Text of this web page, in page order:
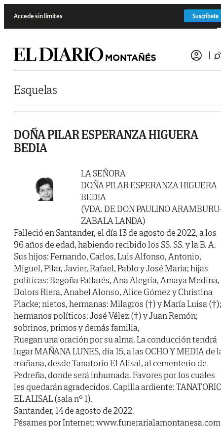
Accede sin límites Suscríbete
Esquelas
DOÑA PILAR ESPERANZA HIGUERA
BEDIA
LA SEÑORA
DOÑA PILAR ESPERANZA HIGUERA
BEDIA
(VDA. DE DON PAULINO
ZABALA LANDA)
Falleció en Santander, el día 13 de agosto de 2022, a los
96 años de edad, habiendo recibido los SS. SS. y la B. A.
Sus hijos: Fernando, Carlos, Luis Alfonso, Antonio,
Miguel, Pilar, Javier, Rafael, Pablo y José María; hijas
políticas: Begoña Pallarés, Ana Alegría, Amaya Medina,
Dolors Riera, Anabel Alonso, Alice Gómez y Christina
Placke; nietos, hermanas: Milagros (†) y María Luisa (†);
hermanos políticos: José Vélez (†) y Juan Remón;
sobrinos, primos y demás familia,
Ruegan una oración por su alma. La conducción tendrá
lugar MAÑANA LUNES, día 15, a las OCHO Y MEDIA de
mañana, desde Tanatorio El Alisal, al cementerio de
Pedreña, donde será inhumada. Favores por los cuales
les quedarán agradecidos. Capilla ardiente:
EL ALISAL (sala nº 1).
Santander, 14 de agosto de 2022.
Pésames por Internet: www.funerarialamontanesa.com